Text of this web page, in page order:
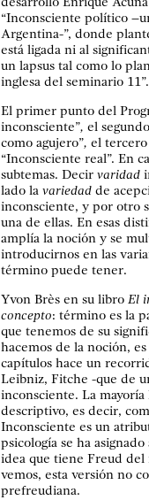
“Inconsciente político
Argentina-”, donde
está ligada ni al
un lapsus tal como lo
inglesa del seminario 11”.
El primer punto del
inconsciente”, el
como agujero”, el
“Inconsciente real”. En
subtemas. Decir varidad
lado la variedad de
inconsciente, y por otro
una de ellas. En esas
amplía la noción y se
introducirnos en las
término puede tener.
Yvon Brès en su libro El
concepto: término es la
que tenemos de su
hacemos de la noción,
capítulos hace un
Leibniz, Fitche -que de
inconsciente. La
descriptivo, es decir,
Inconsciente es un
psicología se ha
idea que tiene Freud
vemos, esta versión no
prefreudiana.